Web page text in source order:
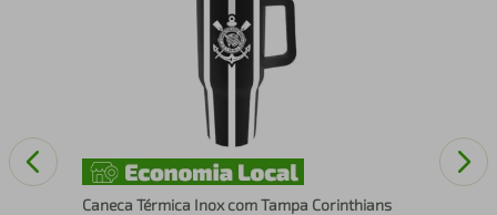
Caneca Térmica Inox com Tampa Corinthians